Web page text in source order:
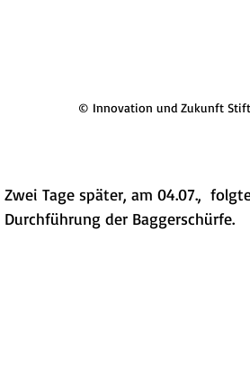
© Innovation und Zukunft
Zwei Tage später, am 04.07.,
Durchführung der Baggerschürfe.